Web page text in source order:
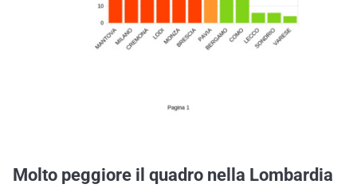
Molto peggiore il quadro nella Lombardia